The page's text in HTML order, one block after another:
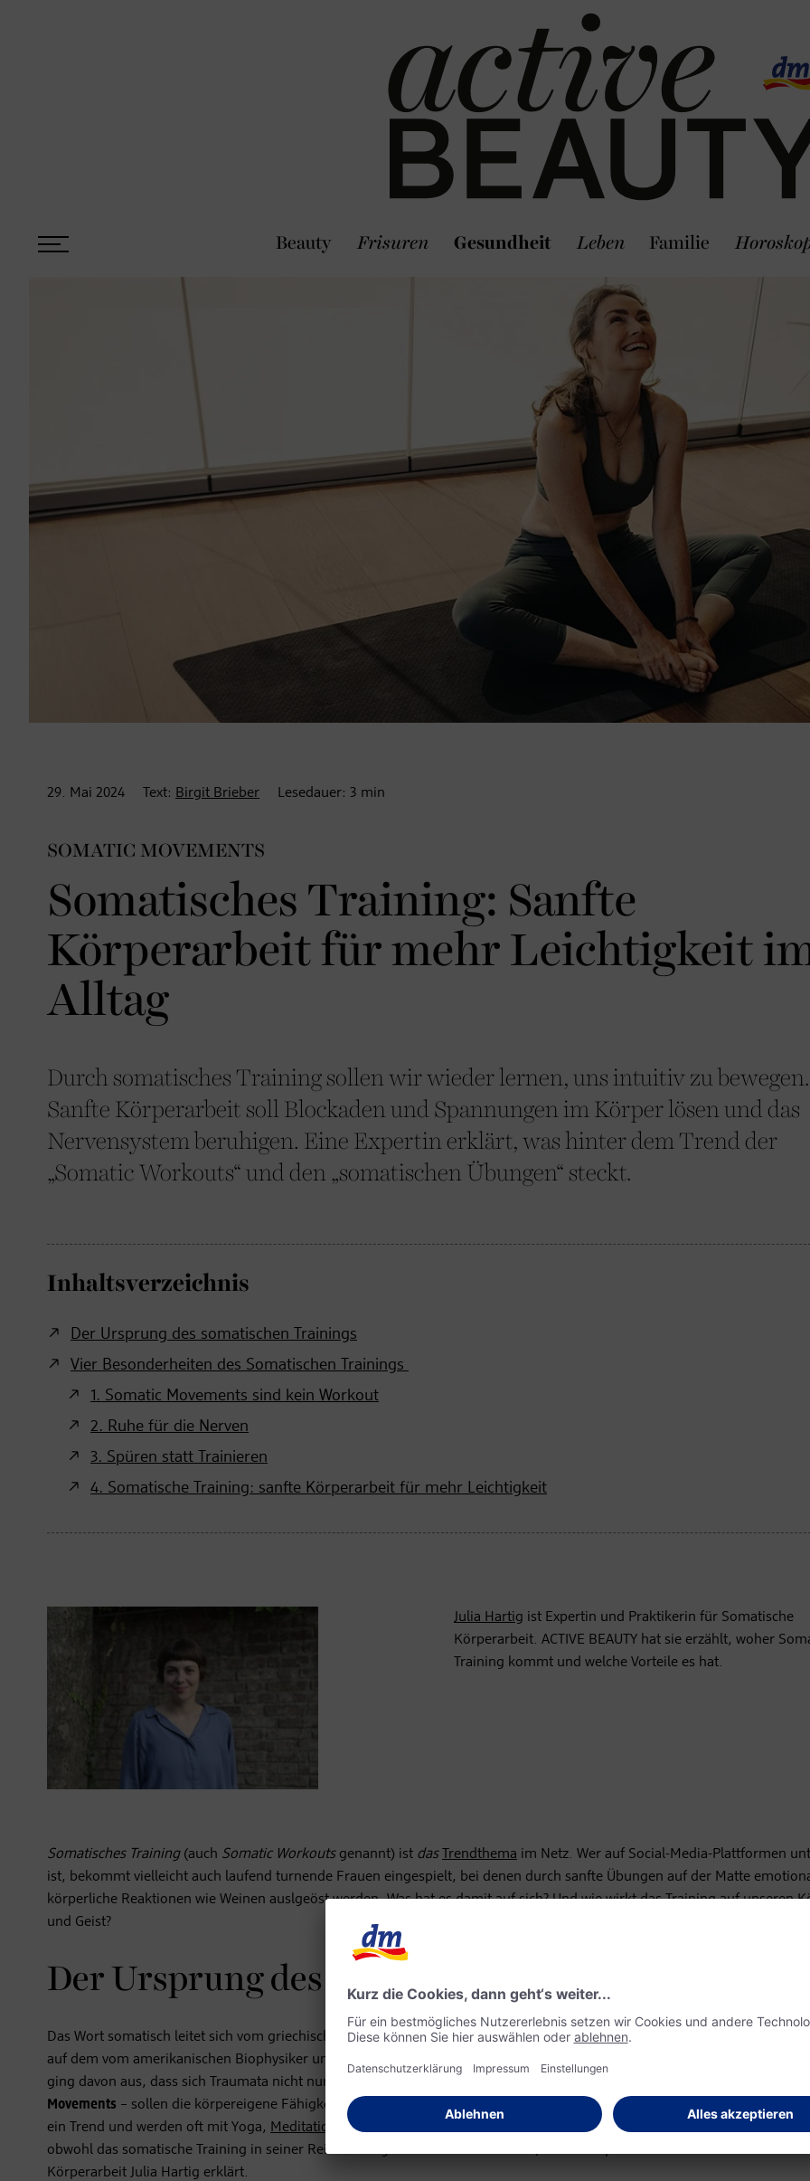
Beauty Frisuren Gesundheit Leben Familie
29. Mai 2024 Text: Birgit Brieber Lesedauer: 3 min
SOMATIC MOVEMENTS
Somatisches Training: Sanfte
Körperarbeit für mehr Leichtigkeit
Alltag
Durch somatisches Training sollen wir wieder lernen, uns intuitiv zu bewegen.
Sanfte Körperarbeit soll Blockaden und Spannungen im Körper lösen und das
Nervensystem beruhigen. Eine Expertin erklärt, was hinter dem Trend der
„Somatic Workouts“ und den „somatischen Übungen“ steckt.
Inhaltsverzeichnis
Der Ursprung des somatischen Trainings
Vier Besonderheiten des Somatischen Trainings
1. Somatic Movements sind kein Workout
2. Ruhe für die Nerven
3. Spüren statt Trainieren
4. Somatische Training: sanfte Körperarbeit für mehr Leichtigkeit
Julia Hartig ist Expertin und Praktikerin für Somatische
Körperarbeit. ACTIVE BEAUTY hat sie erzählt, woher
Training kommt und welche Vorteile es hat.
Somatisches Training(auch Somatic Workoutsgenannt) ist das Trendthema im Netz. Wer auf Social-Media-Plattformen
ist, bekommt vielleicht auch laufend turnende Frauen eingespielt, bei denen durch sanfte Übungen auf der Matte
körperliche Reaktionen wie Weinen auslgeöst werden. Was hat es damit auf sich? Und wie wirkt das Training auf unseren
und Geist?
Der Ursprung des somatischen Trainings
Das Wort somatisch leitet sich vom griechischen Wort Soma ab und bedeutet so viel wie Leib oder körperlich. Die
auf dem vom amerikanischen Biophysiker und Psychologen Dr. Peter A. Levine entwickelten Ansatz des Somatic
ging davon aus, dass sich Traumata nicht nur psychisch, sondern auch im Körper festsetzen. Die Übungen – sogenannte
Movements – sollen die körpereigene Fähigkeit zur Selbstregulierung fördern. Die Techniken sind in den USA bereits seit
ein Trend und werden oft mit Yoga, Meditation
oder Ähnlichem kombiniert. Auf diese Art erhalten sie mehr Workout-
obwohl das somatische Training in seiner Reinform eigentlich kein Workout ist, wie die Expertin und Praktikerin für
Körperarbeit Julia Hartig erklärt.